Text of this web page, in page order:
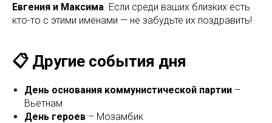
Евгения и Максима. Если среди ваших близких есть
кто-то с этими именами — не забудьте их поздравить!
📋 Другие события дня
День основания коммунистической партии –
Вьетнам
День героев – Мозамбик